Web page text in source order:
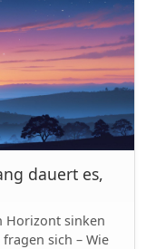
dauert es,
Horizont sinken
sich – Wie